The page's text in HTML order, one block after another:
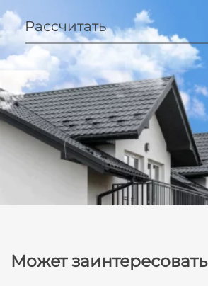
Рассчитать
Может заинтересовать